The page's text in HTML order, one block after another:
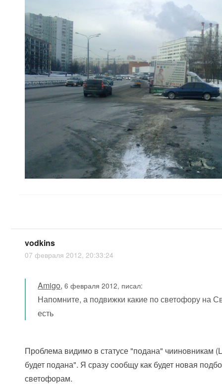
vodkins
07 февраля 2012, 20:33:24
Amigo,6 февраля 2012, писал:
Напомните, а подвижки какие по светофору на
есть
Проблема видимо в статусе "подана" чииновникам
будет подана". Я сразу сообщу как будет новая
светофорам.